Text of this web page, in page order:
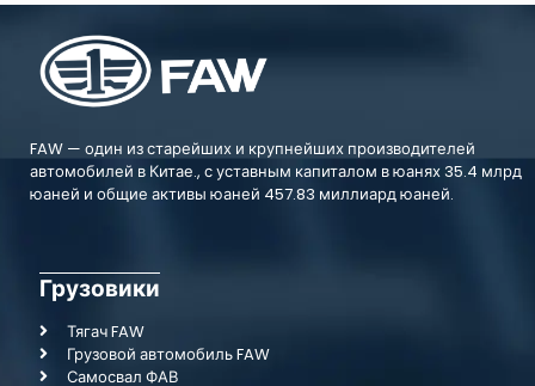
FAW — один из старейших и крупнейших производителей
автомобилей в Китае., с уставным капиталом в юанях 35.4 млрд
юаней и общие активы юаней 457.83 миллиард юаней.
Грузовики
Тягач FAW
Грузовой автомобиль FAW
Самосвал ФАВ